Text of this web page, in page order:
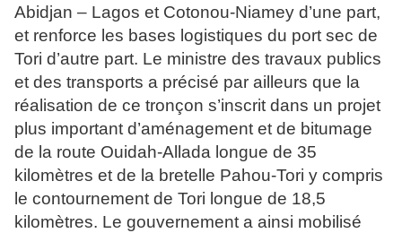
Abidjan – Lagos et Cotonou-Niamey d’une part,
et renforce les bases logistiques du port sec de
Tori d’autre part. Le ministre des travaux publics
et des transports a précisé par ailleurs que la
réalisation de ce tronçon s’inscrit dans un projet
plus important d’aménagement et de bitumage
de la route Ouidah-Allada longue de 35
kilomètres et de la bretelle Pahou-Tori y compris
le contournement de Tori longue de 18,5
kilomètres. Le gouvernement a ainsi mobilisé